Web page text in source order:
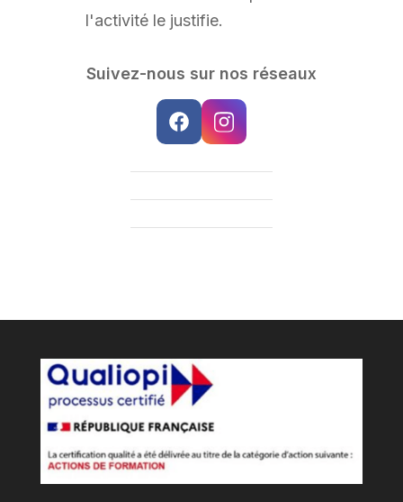
l'activité le justifie.
Suivez-nous sur nos réseaux